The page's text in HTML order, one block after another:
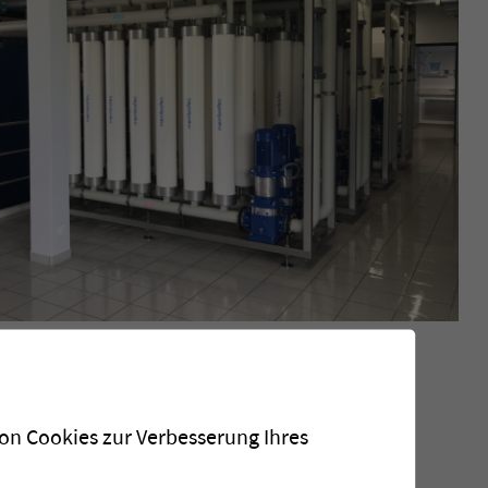
leiden grosse Gebiete des Jura
Cookies zur Verbesserung Ihres